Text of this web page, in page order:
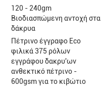
120 - 240gm
Βιοδιασπώμενη αντοχή στα
δάκρυα
Πέτρινο έγγραφο Eco
φιλικά 375 ρόλων
εγγράφου δακρυ'ων
ανθεκτικό πέτρινο -
600gsm για το κιβώτιο